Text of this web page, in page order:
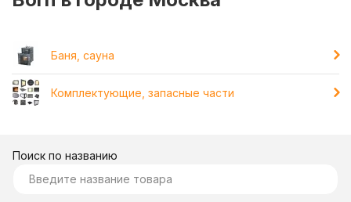
Баня, сауна
Комплектующие, запасные части
Поиск по названию